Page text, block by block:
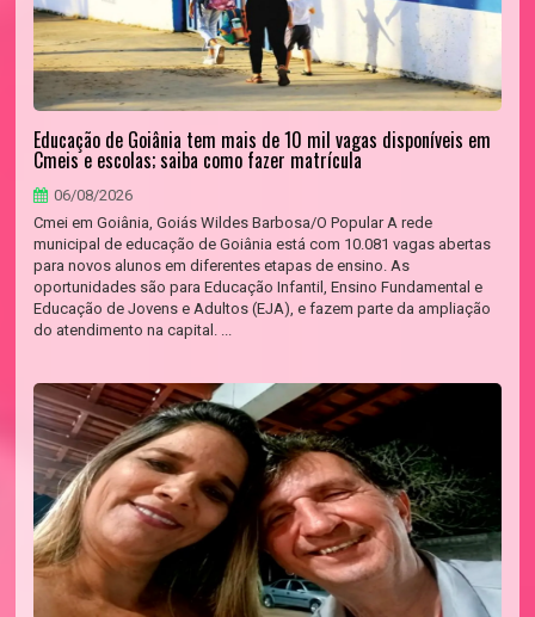
Educação de Goiânia tem mais de 10 mil vagas disponíveis em
Cmeis e escolas; saiba como fazer matrícula
06/08/2026
Cmei em Goiânia, Goiás Wildes Barbosa/O Popular A rede
municipal de educação de Goiânia está com 10.081 vagas abertas
para novos alunos em diferentes etapas de ensino. As
oportunidades são para Educação Infantil, Ensino Fundamental e
Educação de Jovens e Adultos (EJA), e fazem parte da ampliação
do atendimento na capital. ...